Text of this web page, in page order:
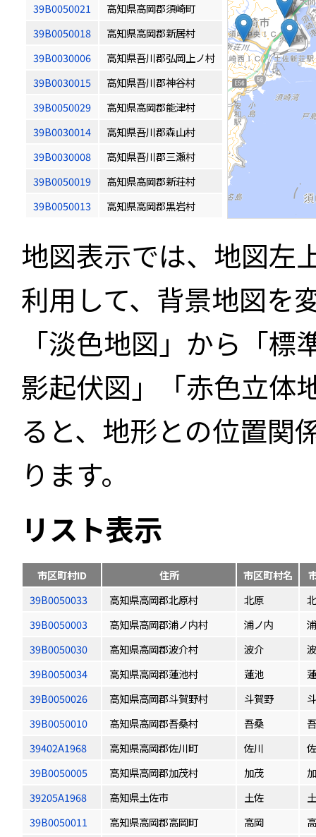
39B0050021
高知県高岡郡須崎町
39B0050018
高知県高岡郡新居村
39B0030006
高知県吾川郡弘岡上ノ村
39B0030015
高知県吾川郡神谷村
39B0050029
高知県高岡郡能津村
39B0030014
高知県吾川郡森山村
39B0030008
高知県吾川郡三瀬村
39B0050019
高知県高岡郡新荘村
39B0050013
高知県高岡郡黒岩村
地図表示では、地図左
利用して、背景地図を
「淡色地図」から「
影起伏図」「赤色立体
ると、地形との位置関
ります。
リスト表示
市区町村ID 住所 市区町村名
39B0050033
高知県高岡郡北原村 北原
39B0050003
高知県高岡郡浦ノ内村 浦ノ内
39B0050030
高知県高岡郡波介村 波介
39B0050034
高知県高岡郡蓮池村 蓮池
39B0050026
高知県高岡郡斗賀野村 斗賀野
39B0050010
高知県高岡郡吾桑村 吾桑
39402A1968
高知県高岡郡佐川町 佐川
39B0050005
高知県高岡郡加茂村 加茂
39205A1968
高知県土佐市 土佐
39B0050011
高知県高岡郡高岡町 高岡